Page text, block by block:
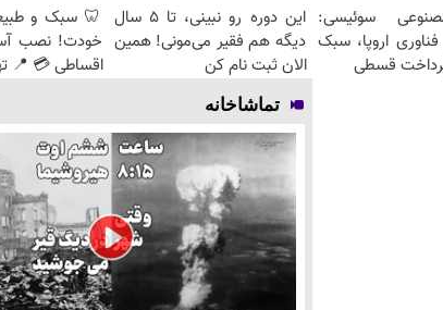
سوئیسی:
اروپا، سبک
قسطی
این دوره رو نبینی، تا 5 سال
دیگه هم فقیر می‌مونی! همین
الان ثبت نام کن
🦷 سبک و
خودت! نصب
اقساطی 💳 📍
تماشاخانه